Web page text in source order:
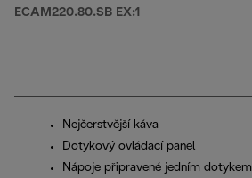
ECAM220.80.SB EX:1
Nejčerstvější káva
Dotykový ovládací panel
Nápoje připravené jedním dotykem